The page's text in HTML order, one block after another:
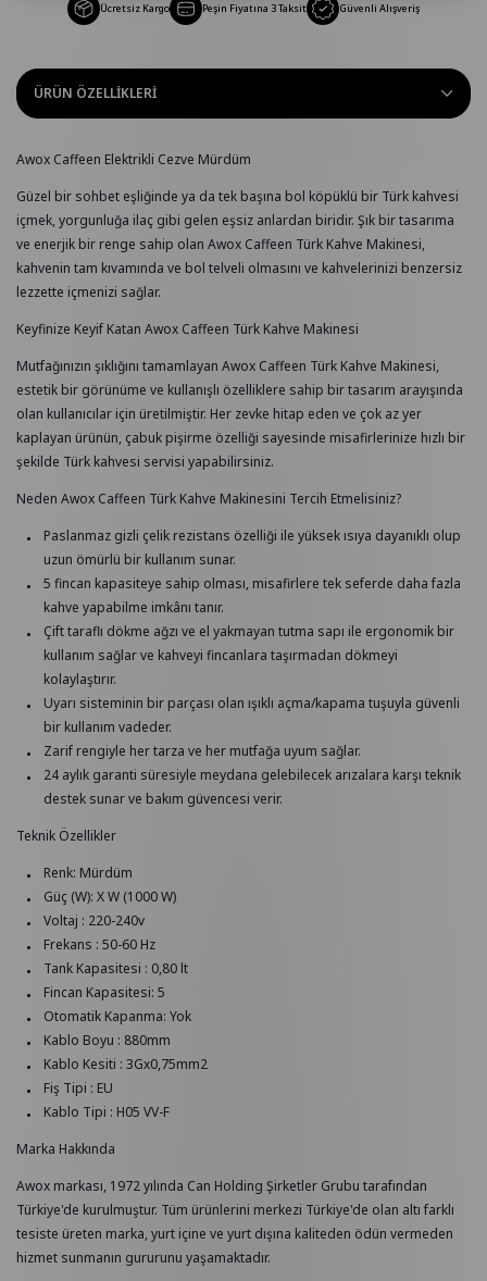
Ücretsiz Kargo Peşin Fiyatına 3 Taksit Güvenli Alışveriş
ÜRÜN ÖZELLIKLERI
Awox Caffeen Elektrikli Cezve Mürdüm
Güzel bir sohbet eşliğinde ya da tek başına bol köpüklü bir Türk kahvesi
içmek, yorgunluğa ilaç gibi gelen eşsiz anlardan biridir. Şık bir tasarıma
ve enerjik bir renge sahip olan Awox Caffeen Türk Kahve Makinesi,
kahvenin tam kıvamında ve bol telveli olmasını ve kahvelerinizi benzersiz
lezzette içmenizi sağlar.
Keyfinize Keyif Katan Awox Caffeen Türk Kahve Makinesi
Mutfağınızın şıklığını tamamlayan Awox Caffeen Türk Kahve Makinesi,
estetik bir görünüme ve kullanışlı özelliklere sahip bir tasarım arayışında
olan kullanıcılar için üretilmiştir. Her zevke hitap eden ve çok az yer
kaplayan ürünün, çabuk pişirme özelliği sayesinde misafirlerinize hızlı bir
şekilde Türk kahvesi servisi yapabilirsiniz.
Neden Awox Caffeen Türk Kahve Makinesini Tercih Etmelisiniz?
Paslanmaz gizli çelik rezistans özelliği ile yüksek ısıya dayanıklı olup
uzun ömürlü bir kullanım sunar.
5 fincan kapasiteye sahip olması, misafirlere tek seferde daha fazla
kahve yapabilme imkânı tanır.
Çift taraflı dökme ağzı ve el yakmayan tutma sapı ile ergonomik bir
kullanım sağlar ve kahveyi fincanlara taşırmadan dökmeyi
kolaylaştırır.
Uyarı sisteminin bir parçası olan ışıklı açma/kapama tuşuyla güvenli
bir kullanım vadeder.
Zarif rengiyle her tarza ve her mutfağa uyum sağlar.
24 aylık garanti süresiyle meydana gelebilecek arızalara karşı teknik
destek sunar ve bakım güvencesi verir.
Teknik Özellikler
Renk: Mürdüm
Güç (W): X W (1000 W)
Voltaj : 220-240v
Frekans : 50-60 Hz
Tank Kapasitesi : 0,80 lt
Fincan Kapasitesi: 5
Otomatik Kapanma: Yok
Kablo Boyu : 880mm
Kablo Kesiti : 3Gx0,75mm2
Fiş Tipi : EU
Kablo Tipi : H05 VV-F
Marka Hakkında
Awox markası, 1972 yılında Can Holding Şirketler Grubu tarafından
Türkiye'de kurulmuştur. Tüm ürünlerini merkezi Türkiye'de olan altı farklı
tesiste üreten marka, yurt içine ve yurt dışına kaliteden ödün vermeden
hizmet sunmanın gururunu yaşamaktadır.